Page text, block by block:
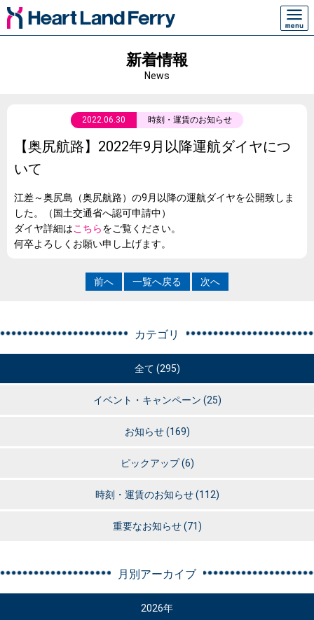
新着情報
News
2022.06.30 時刻・運賃のお知らせ
【奥尻航路】2022年9月以降運航ダイヤにつ
いて
江差～奥尻島（奥尻航路）の9月以降の運航ダイヤを公開致しま
した。（国土交通省へ認可申請中）
ダイヤ詳細はこちらをご覧ください。
何卒よろしくお願い申し上げます。
前へ 一覧へ戻る 次へ
カテゴリ
全て (295)
イベント・キャンペーン (25)
お知らせ(169)
ピックアップ(6)
時刻・運賃のお知らせ(112)
重要なお知らせ(71)
月別アーカイブ
2026年